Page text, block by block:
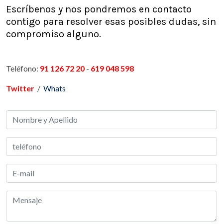
Escríbenos y nos pondremos en contacto
contigo para resolver esas posibles dudas, sin
compromiso alguno.
Teléfono: 91 126 72 20 - 619 048 598
Twitter / Whats